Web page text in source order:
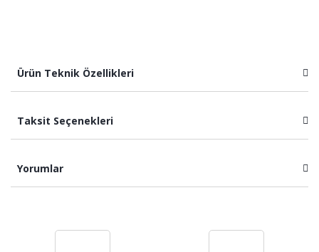
Ürün Teknik Özellikleri
Taksit Seçenekleri
Yorumlar